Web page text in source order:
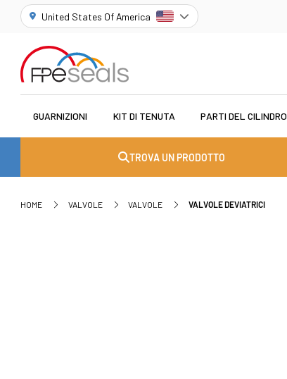
United States Of America
GUARNIZIONI KIT DI TENUTA PARTI DEL CILINDRO
TROVA UN PRODOTTO
HOME VALVOLE VALVOLE VALVOLE DEVIATRICI